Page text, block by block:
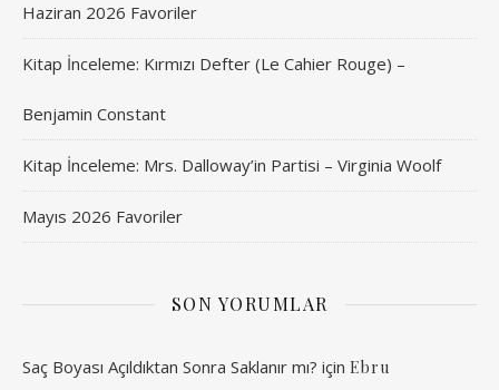
Haziran 2026 Favoriler
Kitap İnceleme: Kırmızı Defter (Le Cahier Rouge) –
Benjamin Constant
Kitap İnceleme: Mrs. Dalloway’in Partisi – Virginia Woolf
Mayıs 2026 Favoriler
SON YORUMLAR
Saç Boyası Açıldıktan Sonra Saklanır mı? için Ebru